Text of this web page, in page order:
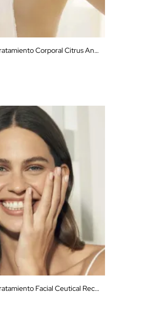
E-Natura BissÃ© Tratamiento Corporal Citrus Antioxidante
E-Natura BissÃ© Tratamiento Facial Ceutical Recuperador